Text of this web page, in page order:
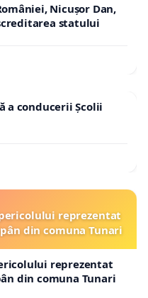
Nicușor Dan,
statului
a conducerii Școlii
reprezentat
din comuna Tunari
reprezentat
din comuna Tunari